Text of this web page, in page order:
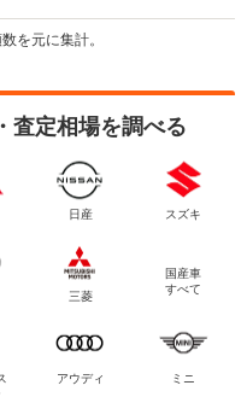
を元に集計。
査定相場を調べる
日産 スズキ
三菱
国産車
すべて
アウディ ミニ